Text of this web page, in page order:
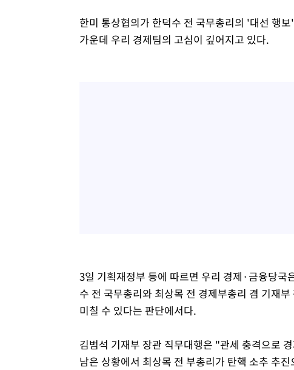
한미 통상협의가 한덕수 전 국무총리의 '대선 행
가운데 우리 경제팀의 고심이 깊어지고 있다.
3일 기획재정부 등에 따르면 우리 경제·금융당
수 전 국무총리와 최상목 전 경제부총리 겸 기재
미칠 수 있다는 판단에서다.
김범석 기재부 장관 직무대행은 "관세 충격으로
남은 상황에서 최상목 전 부총리가 탄핵 소추 추